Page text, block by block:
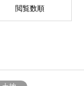
閲覧数順